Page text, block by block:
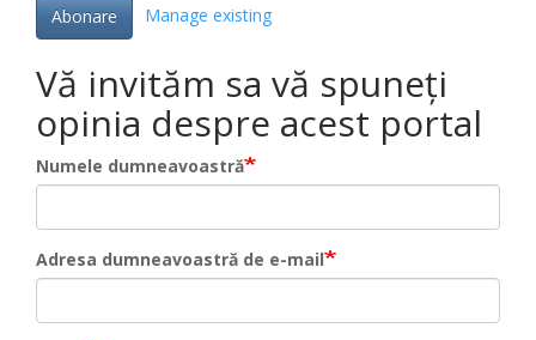
Abonare
Manage existing
Vă invităm sa vă spuneți
opinia despre acest portal
Numele dumneavoastră
Adresa dumneavoastră de e-mail